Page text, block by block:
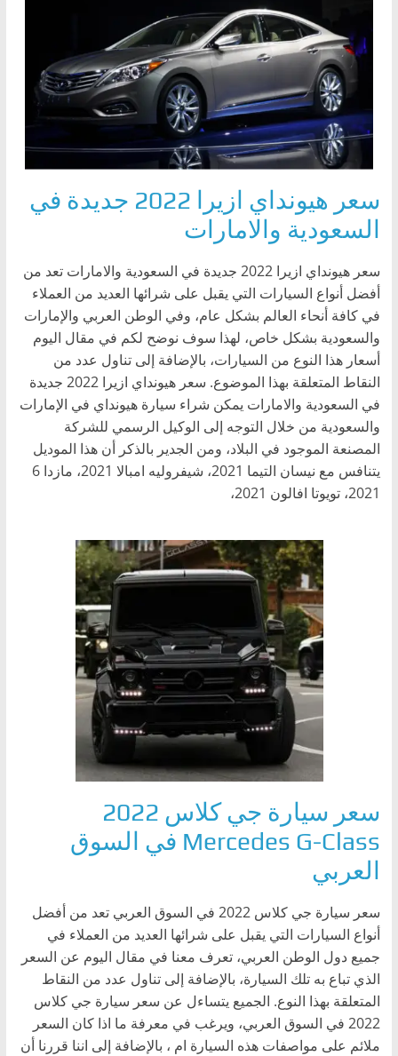
سعر هيونداي ازيرا 2022 جديدة في
السعودية والامارات
سعر هيونداي ازيرا 2022 جديدة في السعودية والامارات تعد من
أفضل أنواع السيارات التي يقبل على شرائها العديد من العملاء
في كافة أنحاء العالم بشكل عام، وفي الوطن العربي والإمارات
والسعودية بشكل خاص، لهذا سوف نوضح لكم في مقال اليوم
أسعار هذا النوع من السيارات، بالإضافة إلى تناول عدد من
النقاط المتعلقة بهذا الموضوع. سعر هيونداي ازيرا 2022 جديدة
في السعودية والامارات يمكن شراء سيارة هيونداي في الإمارات
والسعودية من خلال التوجه إلى الوكيل الرسمي للشركة
المصنعة الموجود في البلاد، ومن الجدير بالذكر أن هذا الموديل
يتنافس مع نيسان التيما 2021، شيفروليه امبالا 2021، مازدا 6
2021، تويوتا افالون 2021،
سعر سيارة جي كلاس 2022
Mercedes G-Class في السوق
العربي
سعر سيارة جي كلاس 2022 في السوق العربي تعد من أفضل
أنواع السيارات التي يقبل على شرائها العديد من العملاء في
جميع دول الوطن العربي، تعرف معنا في مقال اليوم عن السعر
الذي تباع به تلك السيارة، بالإضافة إلى تناول عدد من النقاط
المتعلقة بهذا النوع. الجميع يتساءل عن سعر سيارة جي كلاس
2022 في السوق العربي، ويرغب في معرفة ما اذا كان السعر
ملائم على مواصفات هذه السيارة ام ، بالإضافة إلى اننا قررنا أن